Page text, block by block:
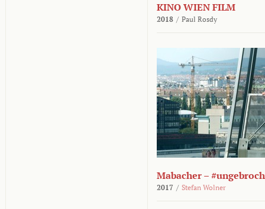
KINO WIEN FILM
2018 / Paul Rosdy
Mabacher –
2017 / Stefan Wolner